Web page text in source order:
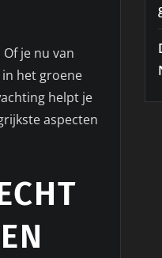
je nu van
het groene
helpt je
aspecten